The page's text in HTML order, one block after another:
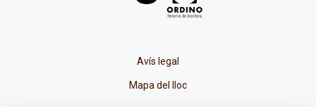
Avís legal
Mapa del lloc